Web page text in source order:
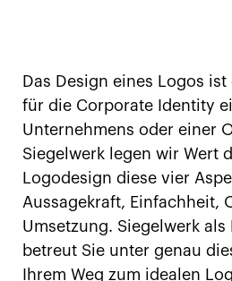
Das Design eines Logos
für die Corporate Identity
Unternehmens oder einer
Siegelwerk legen wir Wert
Logodesign diese vier
Aussagekraft, Einfachheit,
Umsetzung. Siegelwerk
betreut Sie unter genau
Ihrem Weg zum idealen